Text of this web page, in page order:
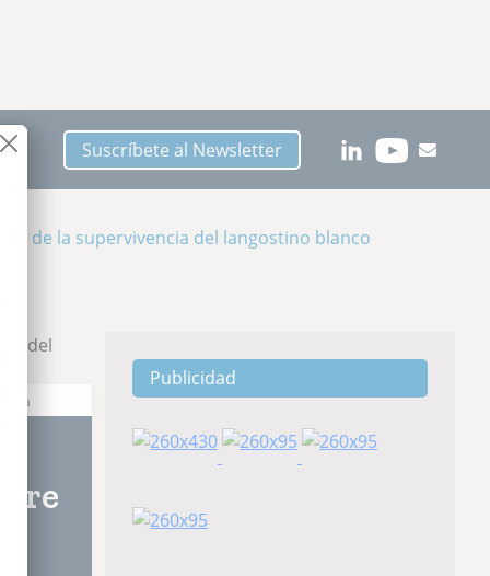
Suscríbete al Newsletter
de la supervivencia del langostino blanco
Publicidad